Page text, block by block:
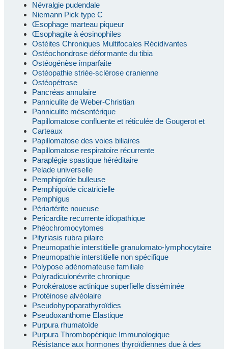
Névralgie pudendale
Niemann Pick type C
Œsophage marteau piqueur
Œsophagite à éosinophiles
Ostéites Chroniques Multifocales Récidivantes
Ostéochondrose déformante du tibia
Ostéogénèse imparfaite
Ostéopathie striée-sclérose cranienne
Ostéopétrose
Pancréas annulaire
Panniculite de Weber-Christian
Panniculite mésentérique
Papillomatose confluente et réticulée de Gougerot et
Carteaux
Papillomatose des voies biliaires
Papillomatose respiratoire récurrente
Paraplégie spastique héréditaire
Pelade universelle
Pemphigoïde bulleuse
Pemphigoïde cicatricielle
Pemphigus
Périartérite noueuse
Pericardite recurrente idiopathique
Phéochromocytomes
Pityriasis rubra pilaire
Pneumopathie interstitielle granulomato-lymphocytaire
Pneumopathie interstitielle non spécifique
Polypose adénomateuse familiale
Polyradiculonévrite chronique
Porokératose actinique superfielle disséminée
Protéinose alvéolaire
Pseudohypoparathyroïdies
Pseudoxanthome Elastique
Purpura rhumatoïde
Purpura Thrombopénique Immunologique
Résistance aux hormones thyroïdiennes due à des